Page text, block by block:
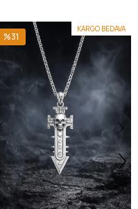
KARGO BEDAVA
%31